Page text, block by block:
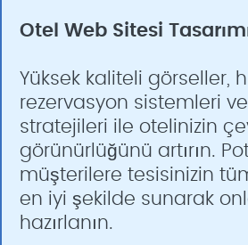
Otel Web Sitesi
Yüksek kaliteli görseller,
rezervasyon sistemleri ve
stratejileri ile otelinizin
görünürlüğünü artırın.
müşterilere tesisinizin
en iyi şekilde sunarak
hazırlanın.